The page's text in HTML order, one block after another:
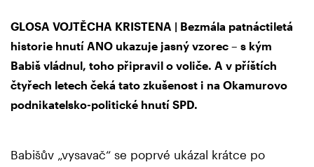
GLOSA VOJTĚCHA KRISTENA | Bezmála patnáctiletá
historie hnutí ANO ukazuje jasný vzorec – s kým
Babiš vládnul, toho připravil o voliče. A v příštích
čtyřech letech čeká tato zkušenost i na Okamurovo
podnikatelsko-politické hnutí SPD.
Babišův „vysavač“ se poprvé ukázal krátce po